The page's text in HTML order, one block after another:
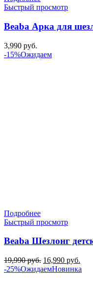
Быстрый просмотр
Beaba Арка для
3,990 руб.
-15%Ожидаем
Подробнее
Быстрый просмотр
Beaba Шезлонг
19,990руб. Первоначальная
цена
16,990 руб.
цена:
-25%ОжидаемНовинка